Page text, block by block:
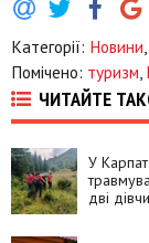
Категорії: Новини
Помічено: туризм
ЧИТАЙТЕ
У
дві